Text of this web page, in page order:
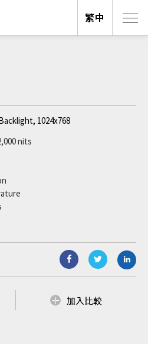
1024x768
nits
加入比較
繁中